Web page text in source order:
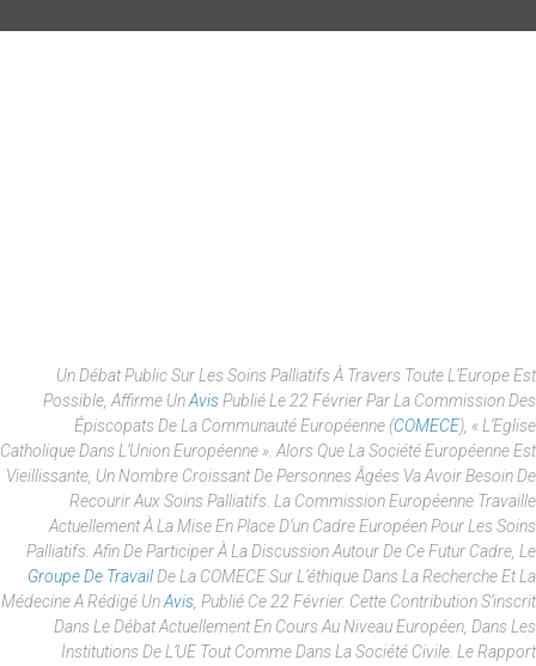
Un Débat Public Sur Les Soins Palliatifs À Travers Toute L’Europe Est
Possible, Affirme UnAvisPublié Le 22 Février Par La Commission Des
Épiscopats De La Communauté Européenne (COMECE), « L’Eglise
Catholique Dans L’Union Européenne ». Alors Que La Société Européenne Est
Vieillissante, Un Nombre Croissant De Personnes Âgées Va Avoir Besoin De
Recourir Aux Soins Palliatifs. La Commission Européenne Travaille
Actuellement À La Mise En Place D’un Cadre Européen Pour Les Soins
Palliatifs. Afin De Participer À La Discussion Autour De Ce Futur Cadre, Le
Groupe De TravailDe La COMECE Sur L’éthique Dans La Recherche Et La
Médecine A Rédigé UnAvis , Publié Ce 22 Février. Cette Contribution S’inscrit
Dans Le Débat Actuellement En Cours Au Niveau Européen, Dans Les
Institutions De L’UE Tout Comme Dans La Société Civile. Le Rapport